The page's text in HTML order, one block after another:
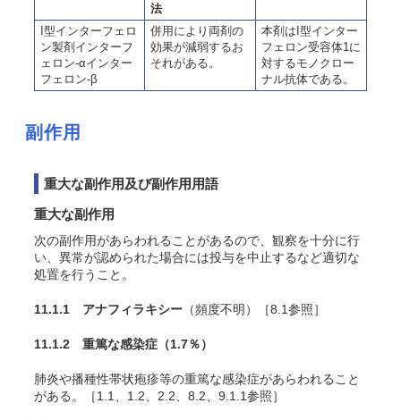
法
I型インターフェロ
ン製剤インターフ
ェロン-αインター
フェロン-β
併用により両剤の
効果が減弱するお
それがある。
本剤はI型インター
フェロン受容体1に
対するモノクロー
ナル抗体である。
副作用
重大な副作用及び副作用用語
重大な副作用
次の副作用があらわれることがあるので、観察を十分に行
い、異常が認められた場合には投与を中止するなど適切な
処置を行うこと。
11.1.1 アナフィラキシー （頻度不明）［8.1参照］
11.1.2 重篤な感染症 （1.7％）
肺炎や播種性帯状疱疹等の重篤な感染症があらわれること
がある。［1.1、1.2、2.2、8.2、9.1.1参照］